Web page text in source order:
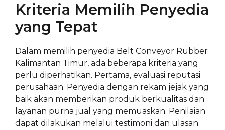
Kriteria Memilih Penyedia
yang Tepat
Dalam memilih penyedia Belt Conveyor Rubber
Kalimantan Timur, ada beberapa kriteria yang
perlu diperhatikan. Pertama, evaluasi reputasi
perusahaan. Penyedia dengan rekam jejak yang
baik akan memberikan produk berkualitas dan
layanan purna jual yang memuaskan. Penilaian
dapat dilakukan melalui testimoni dan ulasan